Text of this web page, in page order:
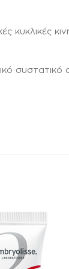
συστατικό